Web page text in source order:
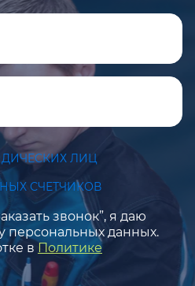
ЛИЦ
СЧЕТЧИКОВ
звонок”, я даю
персональных данных.
в Политике